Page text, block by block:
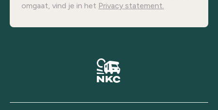
omgaat, vind je in het Privacy statement.